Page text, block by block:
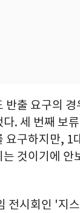
반출 요구의
. 세 번째 보
요구하지만, 1
것이기에 안
전시회인 '지